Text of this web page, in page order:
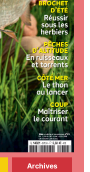
Archives